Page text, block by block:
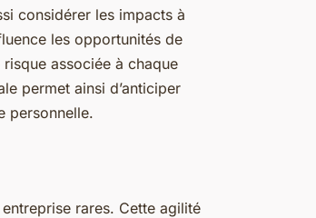
considérer les impacts à
les opportunités de
associée à chaque
permet ainsi d’anticiper
personnelle.
rares. Cette agilité